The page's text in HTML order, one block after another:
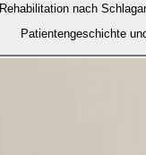
Rehabilitation nach
Patientengeschichte